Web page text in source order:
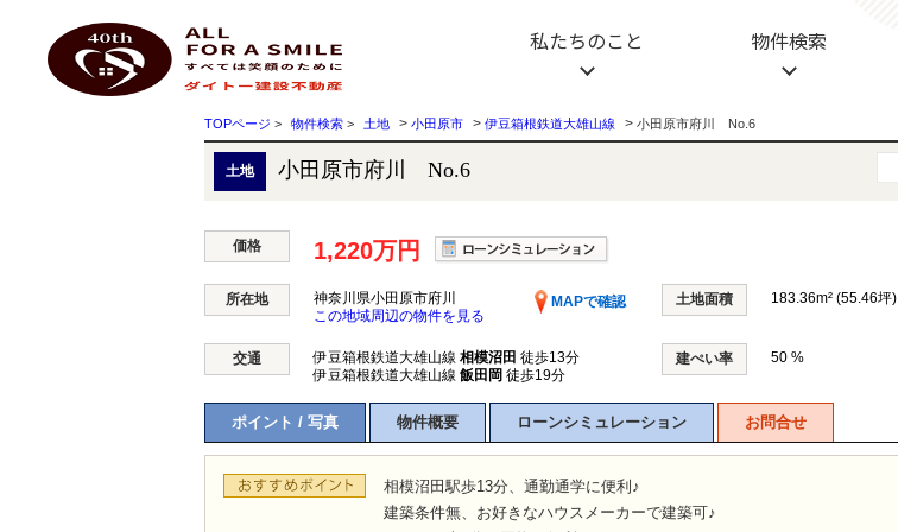
小田原市府川 No.6 神奈川県小田原市府川 ｜1,220万円の土地｜株式会社ダイトー建設不動産
私たちのこと 物件検索
ダイトー建設不動産
TOPページ > 物件検索 > 土地 > 小田原市 > 伊豆箱根鉄道大雄山線 > 小田原市府川 No.6
土地 小田原市府川 No.6
価格 1,220万円
所在地 神奈川県小田原市府川
MAPで確認
この地域周辺の物件を見る
土地面積 183.36m² (55.46坪)
交通 伊豆箱根鉄道大雄山線 相模沼田 徒歩13分
伊豆箱根鉄道大雄山線 飯田岡 徒歩19分
建ぺい率 50 %
ポイント / 写真 物件概要 ローンシミュレーション お問合せ
相模沼田駅歩13分、通勤通学に便利♪
建築条件無、お好きなハウスメーカーで建築可♪